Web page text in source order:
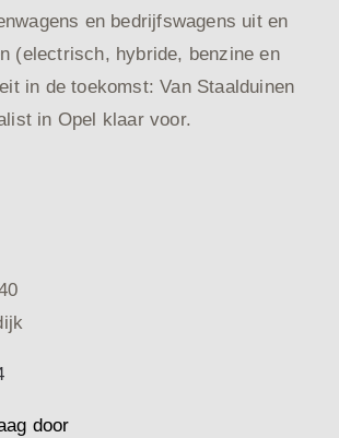
en bedrijfswagens uit en
(electrisch, hybride, benzine en
in de toekomst: Van Staalduinen
in Opel klaar voor.
door